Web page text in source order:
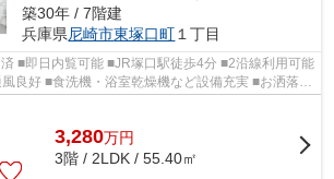
築30年 / 7階建
兵庫県尼崎市東塚口町 １丁目
■即日内覧可能 ■JR塚口駅徒歩4分 ■2沿線利用可能
良好 ■食洗機・浴室乾燥機など設備充実 ■お洒落な
■窓付き・...
3,280万円
3階 / 2LDK / 55.40㎡